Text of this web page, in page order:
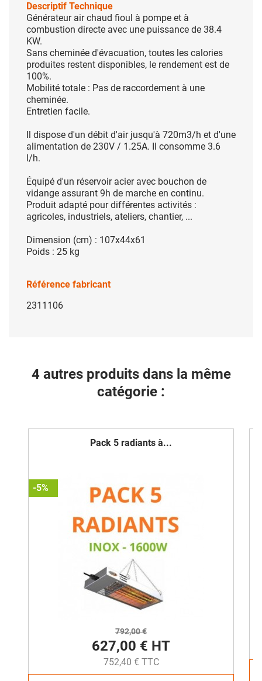
Descriptif Technique
Générateur air chaud fioul à pompe et à
combustion directe avec une puissance de 38.4
KW.
Sans cheminée d'évacuation, toutes les calories
produites restent disponibles, le rendement est de
100%.
Mobilité totale : Pas de raccordement à une
cheminée.
Entretien facile.
Il dispose d'un débit d'air jusqu'à 720m3/h et d'une
alimentation de 230V / 1.25A. Il consomme 3.6
l/h.
Équipé d'un réservoir acier avec bouchon de
vidange assurant 9h de marche en continu.
Produit adapté pour différentes activités :
agricoles, industriels, ateliers, chantier, ...
Dimension (cm) : 107x44x61
Poids : 25 kg
Référence fabricant
2311106
4 autres produits dans la même
catégorie :
Pack 5 radiants à...
792,00 €
627,00 € HT
752,40 € TTC
-5%